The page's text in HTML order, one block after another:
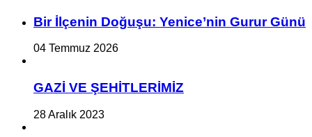
Bir İlçe­nin Do­ğu­şu: Ye­ni­ce’nin Gurur Günü
04 Temmuz 2026
GAZİ VE ŞEHİTLERİMİZ
28 Aralık 2023